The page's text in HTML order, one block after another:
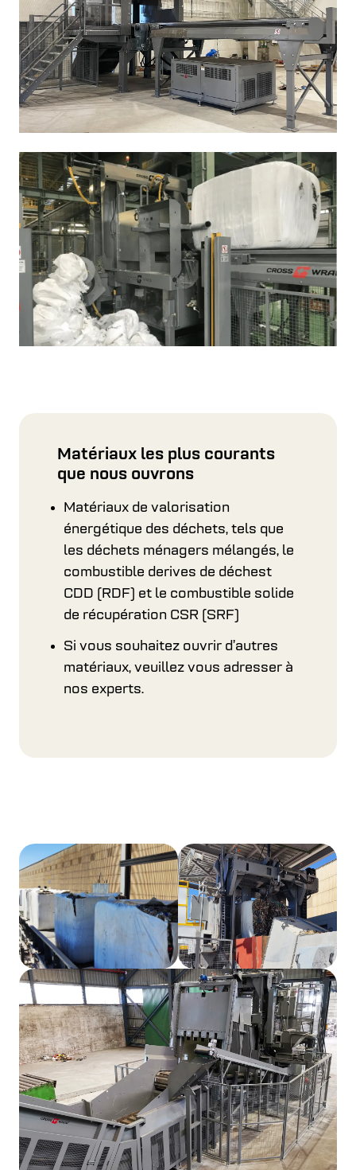
Matériaux les plus courants
que nous ouvrons
Matériaux de valorisation
énergétique des déchets, tels que
les déchets ménagers mélangés, le
combustible derives de déchest
CDD (RDF) et le combustible solide
de récupération CSR (SRF)
Si vous souhaitez ouvrir d’autres
matériaux, veuillez vous adresser à
nos experts.